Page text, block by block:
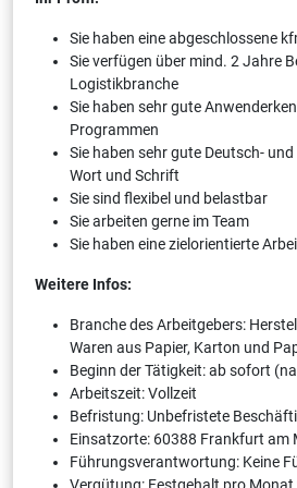
Sie haben eine abgeschlossene
Sie verfügen über mind. 2 Jahre
Logistikbranche
Sie haben sehr gute
Programmen
Sie haben sehr gute Deutsch-
Wort und Schrift
Sie sind flexibel und belastbar
Sie arbeiten gerne im Team
Sie haben eine zielorientierte
Weitere Infos:
Branche des Arbeitgebers:
Waren aus Papier, Karton und
Beginn der Tätigkeit: ab sofort
Arbeitszeit: Vollzeit
Befristung: Unbefristete
Einsatzorte: 60388 Frankfurt am
Führungsverantwortung: Keine